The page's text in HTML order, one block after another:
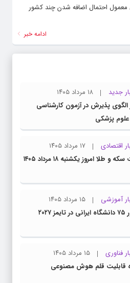
معمول احتمال اضافه شدن چند کشور
ادامه خبر
جدید
۱۸ مرداد ۱۴۰۵
الگوی پذیرش در آزمون کارشناسی
پزشکی
اقتصادی
۱۷ مرداد ۱۴۰۵
و طلا امروز یکشنبه ۱۸ مرداد ۱۴۰۵
آموزشی
۱۵ مرداد ۱۴۰۵
فناوری
۱۵ مرداد ۱۴۰۵
قابلیت قلم هوش مصنوعی